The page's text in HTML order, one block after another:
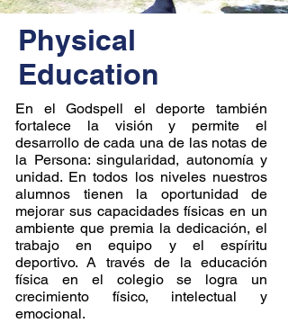
Physical
Education
En el Godspell el deporte también
fortalece la visión y permite el
desarrollo de cada una de las notas de
la Persona: singularidad, autonomía y
unidad. En todos los niveles nuestros
alumnos tienen la oportunidad de
mejorar sus capacidades físicas en un
ambiente que premia la dedicación, el
trabajo en equipo y el espíritu
deportivo. A través de la educación
física en el colegio se logra un
crecimiento físico, intelectual y
emocional.